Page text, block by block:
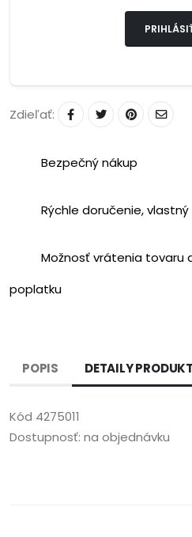
Zdieľať:
Bezpečný nákup
Rýchle doručenie, vlastný
Možnosť vrátenia tovaru
poplatku
POPIS DETAILY
Kód 4275011
Dostupnosť: na objednávku